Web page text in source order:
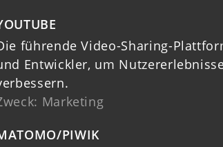
führende Video-Sharing-
Entwickler, um
: Marketing
PIWIK